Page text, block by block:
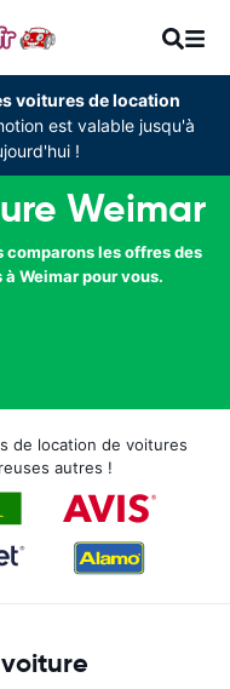
voitures de location
est valable jusqu'à
!
Weimar
comparons les offres des
Weimar pour vous.
de location de voitures
autres !